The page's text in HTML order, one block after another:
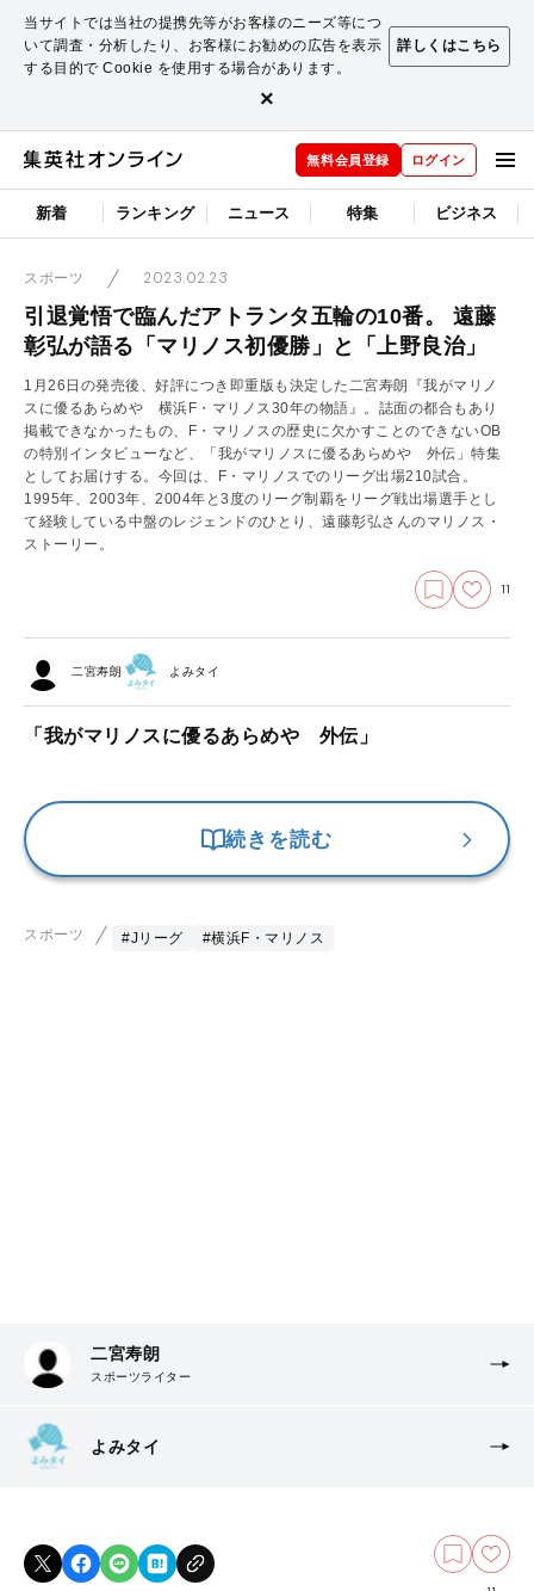
当サイトでは当社の提携先等がお客様のニーズ等につ
いて調査・分析したり、お客様にお勧めの広告を表示
する目的で Cookie を使用する場合があります。
詳しくはこちら
×
無料会員登録 ログイン
新着 ランキング ニュース 特集 ビジネス
スポーツ 2023.02.23
引退覚悟で臨んだアトランタ五輪の10番。 遠藤
彰弘が語る「マリノス初優勝」と「上野良治」
1月26日の発売後、好評につき即重版も決定した二宮寿朗『我がマリノ
スに優るあらめや 横浜F・マリノス30年の物語』。誌面の都合もあり
掲載できなかったもの、F・マリノスの歴史に欠かすことのできないOB
の特別インタビューなど、「我がマリノスに優るあらめや 外伝」特集
としてお届けする。今回は、F・マリノスでのリーグ出場210試合。
1995年、2003年、2004年と3度のリーグ制覇をリーグ戦出場選手とし
て経験している中盤のレジェンドのひとり、遠藤彰弘さんのマリノス・
ストーリー。
11
二宮寿朗 よみタイ
「我がマリノスに優るあらめや 外伝」
続きを読む
スポーツ #Jリーグ #横浜F・マリノス
二宮寿朗
スポーツライター
よみタイ